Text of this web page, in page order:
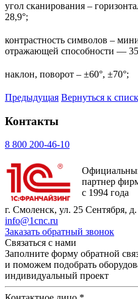
угол сканирования –
28,9°;
контрастность символов –
отражающей способности —
наклон, поворот – ±60°, ±70°;
Предыдущая Вернуться к
Контакты
8 800 200-46-10
партнер
с 1994 года
г. Смоленск, ул. 25 Сентября,
info@1cnc.ru
Заказать обратный звонок
Связаться с нами
Заполните форму обратной
и поможем подобрать
индивидуальный проект